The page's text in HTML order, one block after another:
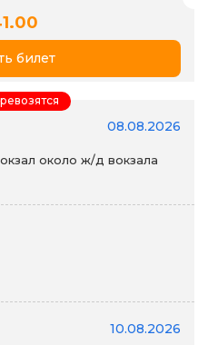
билет
08.08.2026
около ж/д вокзала
10.08.2026